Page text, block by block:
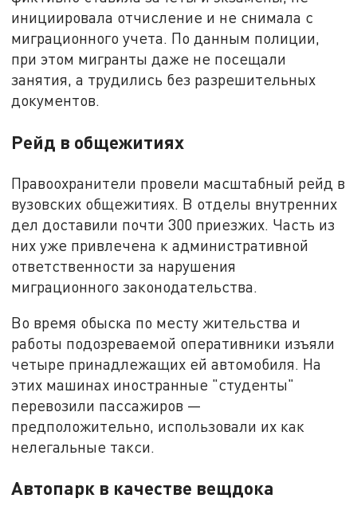
инициировала отчисление и не снимала с
миграционного учета. По данным полиции,
при этом мигранты даже не посещали
занятия, а трудились без разрешительных
документов.
Рейд в общежитиях
Правоохранители провели масштабный рейд в
вузовских общежитиях. В отделы внутренних
дел доставили почти 300 приезжих. Часть из
них уже привлечена к административной
ответственности за нарушения
миграционного законодательства.
Во время обыска по месту жительства и
работы подозреваемой оперативники изъяли
четыре принадлежащих ей автомобиля. На
этих машинах иностранные "студенты"
перевозили пассажиров —
предположительно, использовали их как
нелегальные такси.
Автопарк в качестве вещдока